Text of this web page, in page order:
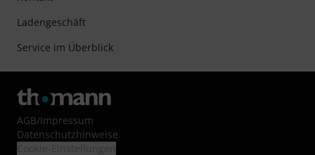
Ladengeschäft
Service im Überblick
AGB/Impressum
Datenschutzhinweise